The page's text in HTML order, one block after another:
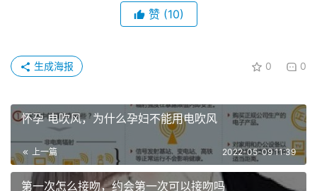
赞 (10)
0 0
生成海报
怀孕 电吹风，为什么孕妇不能用电吹风
上一篇 2022-05-09 11:39
第一次怎么接吻，约会第一次可以接吻吗